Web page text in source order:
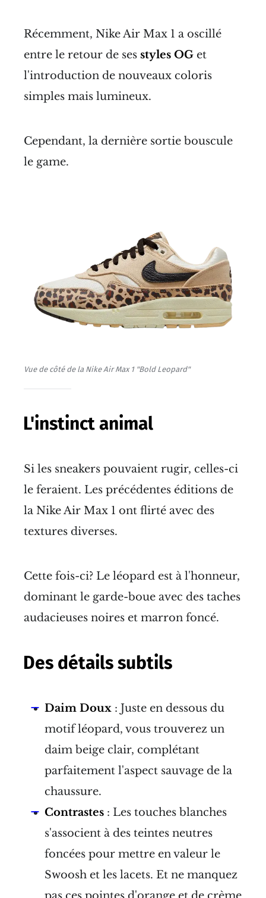
Récemment, Nike Air Max 1 a oscillé
entre le retour de ses styles OG et
l'introduction de nouveaux coloris
simples mais lumineux.
Cependant, la dernière sortie bouscule
le game.
Vue de côté de la Nike Air Max 1 "Bold Leopard"
L'instinct animal
Si les sneakers pouvaient rugir, celles-ci
le feraient. Les précédentes éditions de
la Nike Air Max 1 ont flirté avec des
textures diverses.
Cette fois-ci? Le léopard est à l'honneur,
dominant le garde-boue avec des taches
audacieuses noires et marron foncé.
Des détails subtils
Daim Doux : Juste en dessous du
motif léopard, vous trouverez un
daim beige clair, complétant
parfaitement l'aspect sauvage de la
chaussure.
Contrastes : Les touches blanches
s'associent à des teintes neutres
foncées pour mettre en valeur le
Swoosh et les lacets. Et ne manquez